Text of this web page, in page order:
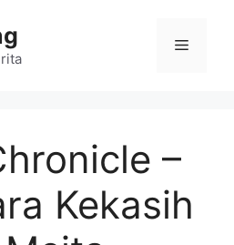
Menu
–
Kekasih